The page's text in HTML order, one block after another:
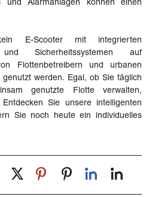
und Alarmanlagen können einen
E-Scooter mit integrierten
und Sicherheitssystemen auf
Flottenbetreibern und urbanen
genutzt werden. Egal, ob Sie täglich
genutzte Flotte verwalten,
Entdecken Sie unsere intelligenten
Sie noch heute ein individuelles